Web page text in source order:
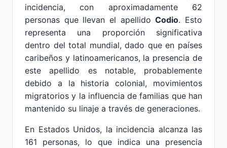
incidencia, con aproximadamente 62
personas que llevan el apellidoCodio. Esto
representa una proporción significativa
dentro del total mundial, dado que en países
caribeños y latinoamericanos, la presencia de
este apellido es notable, probablemente
debido a la historia colonial, movimientos
migratorios y la influencia de familias que han
mantenido su linaje a través de generaciones.
En Estados Unidos, la incidencia alcanza las
161 personas, lo que indica una presencia